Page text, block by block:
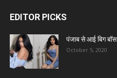
EDITOR PICKS
पंजाब से आई बिग
October 5, 2020